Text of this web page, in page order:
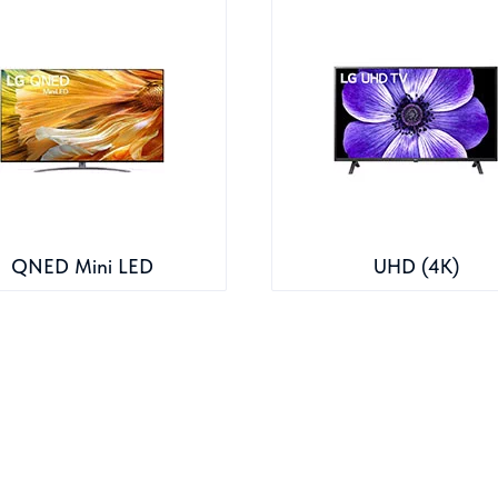
QNED Mini LED UHD (4K)